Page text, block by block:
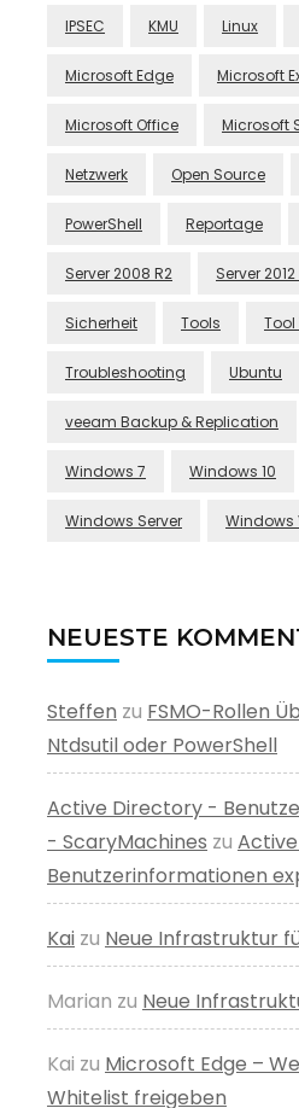
IPSEC KMU Linux
Microsoft Edge Microsoft
Microsoft Office Microsoft
Netzwerk Open Source
PowerShell Reportage
Server 2008 R2 Server 2012
Sicherheit Tools Tool
Troubleshooting Ubuntu
veeam Backup & Replication
Windows 7 Windows 10
Windows Server Windows
NEUESTE
Steffen zu FSMO-Rollen
Ntdsutil oder PowerShell
Active Directory -
- ScaryMachines zu
Benutzerinformationen
Kai zu Neue Infrastruktur
Marian zu Neue
Kai zu Microsoft Edge –
Whitelist freigeben